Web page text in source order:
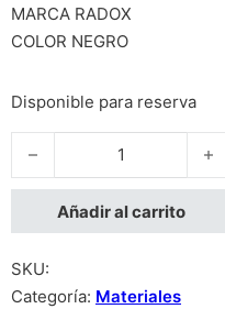
MARCA RADOX
COLOR NEGRO
Disponible para reserva
Caja de plastico 17xx13x6
Añadir al carrito
SKU:
Categoría: Materiales